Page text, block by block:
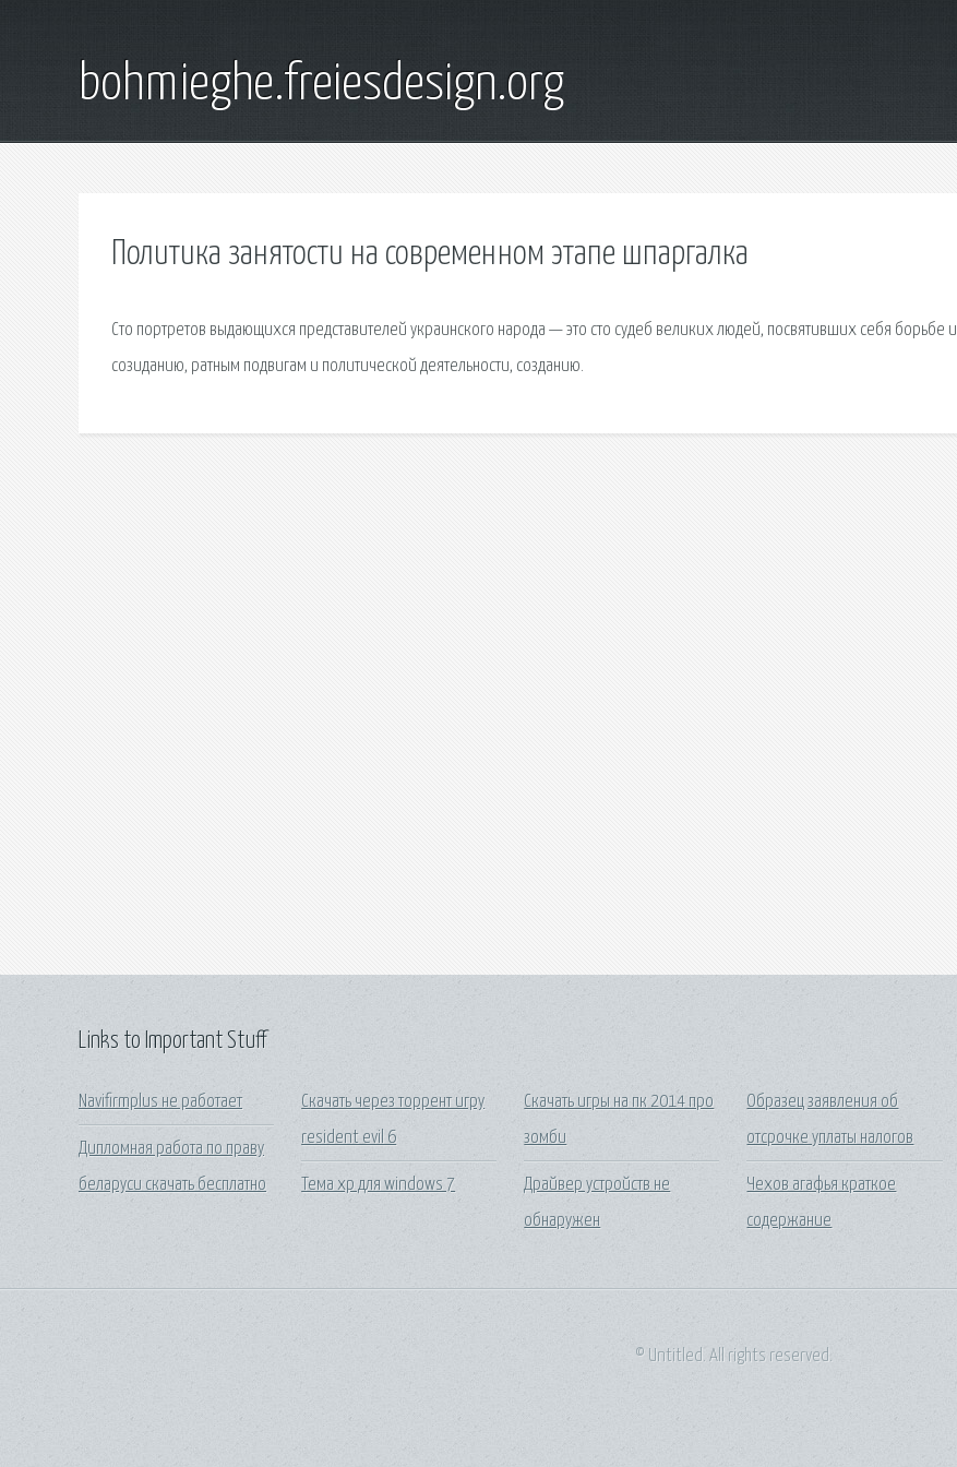
bohmieghe.freiesdesign.org
Политика занятости на современном этапе шпаргалка
Сто портретов выдающихся представителей украинского народа — это сто судеб великих людей, посвятивших себя борьбе и
созиданию, ратным подвигам и политической деятельности, созданию.
Links to Important Stuff
Navifirmplus не работает
Дипломная работа по праву
беларуси скачать бесплатно
Скачать через торрент игру
resident evil 6
Тема xp для windows 7
Скачать игры на пк 2014 про
зомби
Драйвер устройств не
обнаружен
Образец заявления об
отсрочке уплаты налогов
Чехов агафья краткое
содержание
© Untitled. All rights reserved.